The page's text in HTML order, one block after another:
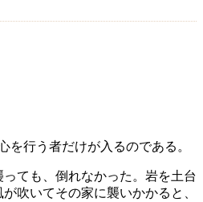
を行う者だけが入るのである。
ても、倒れなかった。岩を土台
吹いてその家に襲いかかると、